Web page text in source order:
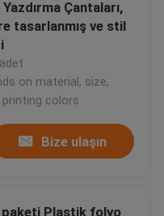
Çantaları,
tasarlanmış ve stil
on material, size,
colors
Bize ulaşın
paketi Plastik folyo